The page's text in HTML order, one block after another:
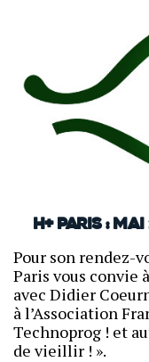
H+ Paris :
Pour son rendez-
Paris vous convie
avec Didier
à l’Association
Technoprog ! et
de vieillir ! ».